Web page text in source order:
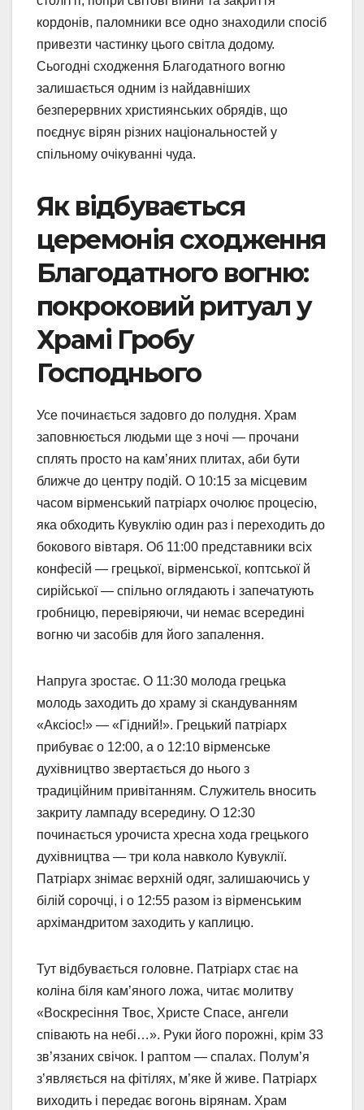
кордонів, паломники все одно знаходили спосіб
привезти частинку цього світла додому.
Сьогодні сходження Благодатного вогню
залишається одним із найдавніших
безперервних християнських обрядів, що
поєднує вірян різних національностей у
спільному очікуванні чуда.
Як відбувається
церемонія сходження
Благодатного вогню:
покроковий ритуал у
Храмі Гробу
Господнього
Усе починається задовго до полудня. Храм
заповнюється людьми ще з ночі — прочани
сплять просто на кам’яних плитах, аби бути
ближче до центру подій. О 10:15 за місцевим
часом вірменський патріарх очолює процесію,
яка обходить Кувуклію один раз і переходить до
бокового вівтаря. Об 11:00 представники всіх
конфесій — грецької, вірменської, коптської й
сирійської — спільно оглядають і запечатують
гробницю, перевіряючи, чи немає всередині
вогню чи засобів для його запалення.
Напруга зростає. О 11:30 молода грецька
молодь заходить до храму зі скандуванням
«Аксіос!» — «Гідний!». Грецький патріарх
прибуває о 12:00, а о 12:10 вірменське
духівництво звертається до нього з
традиційним привітанням. Служитель вносить
закриту лампаду всередину. О 12:30
починається урочиста хресна хода грецького
духівництва — три кола навколо Кувуклії.
Патріарх знімає верхній одяг, залишаючись у
білій сорочці, і о 12:55 разом із вірменським
архімандритом заходить у каплицю.
Тут відбувається головне. Патріарх стає на
коліна біля кам’яного ложа, читає молитву
«Воскресіння Твоє, Христе Спасе, ангели
співають на небі…». Руки його порожні, крім 33
зв’язаних свічок. І раптом — спалах. Полум’я
з’являється на фітілях, м’яке й живе. Патріарх
виходить і передає вогонь вірянам. Храм